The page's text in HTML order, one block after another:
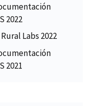
2022
Labs 2022
2021